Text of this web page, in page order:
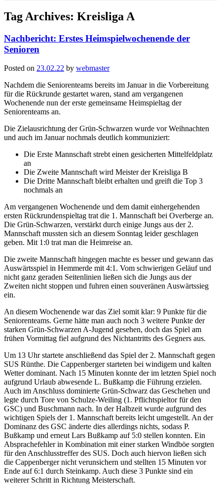
Tag Archives: Kreisliga A
Nachbericht: Erstes Heimspielwochenende der
Senioren
Posted on 23.02.22 by webmaster
Nachdem die Seniorenteams bereits im Januar in die Vorbereitung
für die Rückrunde gestartet waren, stand am vergangenen
Wochenende nun der erste gemeinsame Heimspieltag der
Seniorenteams an.
Die Zielausrichtung der Grün-Schwarzen wurde vor Weihnachten
und auch im Januar nochmals deutlich kommuniziert:
Die Erste Mannschaft strebt einen gesicherten Mittelfeldplatz
an
Die Zweite Mannschaft wird Meister der Kreisliga B
Die Dritte Mannschaft bleibt erhalten und greift die Top 3
nochmals an
Am vergangenen Wochenende und dem damit einhergehenden
ersten Rückrundenspieltag trat die 1. Mannschaft bei Overberge an.
Die Grün-Schwarzen, verstärkt durch einige Jungs aus der 2.
Mannschaft mussten sich an diesem Sonntag leider geschlagen
geben. Mit 1:0 trat man die Heimreise an.
Die zweite Mannschaft hingegen machte es besser und gewann das
Auswärtsspiel in Hemmerde mit 4:1. Vom schwierigen Geläuf und
nicht ganz geraden Seitenlinien ließen sich die Jungs aus der
Zweiten nicht stoppen und fuhren einen souveränen Auswärtssieg
ein.
An diesem Wochenende war das Ziel somit klar: 9 Punkte für die
Seniorenteams. Gerne hätte man auch noch 3 weitere Punkte der
starken Grün-Schwarzen A-Jugend gesehen, doch das Spiel am
frühen Vormittag fiel aufgrund des Nichtantritts des Gegners aus.
Um 13 Uhr startete anschließend das Spiel der 2. Mannschaft gegen
SUS Rünthe. Die Cappenberger starteten bei windigem und kalten
Wetter dominant. Nach 15 Minuten konnte der im letzten Spiel noch
aufgrund Urlaub abwesende L. Bußkamp die Führung erzielen.
Auch im Anschluss dominierte Grün-Schwarz das Geschehen und
legte durch Tore von Schulze-Weiling (1. Pflichtspieltor für den
GSC) und Buschmann nach. In der Halbzeit wurde aufgrund des
wichtigen Spiels der 1. Mannschaft bereits leicht umgestellt. An der
Dominanz des GSC änderte dies allerdings nichts, sodass P.
Bußkamp und erneut Lars Bußkamp auf 5:0 stellen konnten. Ein
Absprachefehler in Kombination mit einer starken Windböe sorgten
für den Anschlusstreffer des SUS. Doch auch hiervon ließen sich
die Cappenberger nicht verunsichern und stellten 15 Minuten vor
Ende auf 6:1 durch Steinkamp. Auch diese 3 Punkte sind ein
weiterer Schritt in Richtung Meisterschaft.